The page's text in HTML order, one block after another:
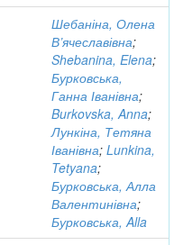
Шебаніна, Олена
В’ячеславівна;
Shebanina, Elena;
Бурковська,
Ганна Іванівна;
Burkovska, Anna;
Лункіна, Тетяна
Іванівна; Lunkina,
Tetyana;
Бурковська, Алла
Валентинівна;
Бурковська, Alla